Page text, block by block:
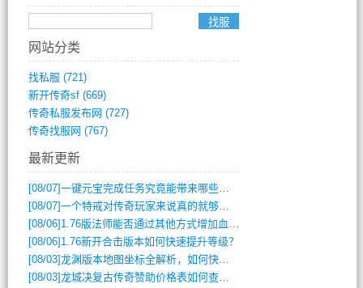
网站分类
找私服 (721)
新开传奇sf(669)
传奇私服发布网 (727)
传奇找服网 (767)
最新更新
[08/07]一键元宝完成任务究竟能带来哪些超值优势？
[08/07]一个特戒对传奇玩家来说真的就够用了吗？
[08/06] 1.76版法师能否通过其他方式增加血量？
[08/06] 1.76新开合击版本如何快速提升等级？
[08/03]龙渊版本地图坐标全解析，如何快速定位BOSS位置？
[08/03]龙城决复古传奇赞助价格表如何查询？